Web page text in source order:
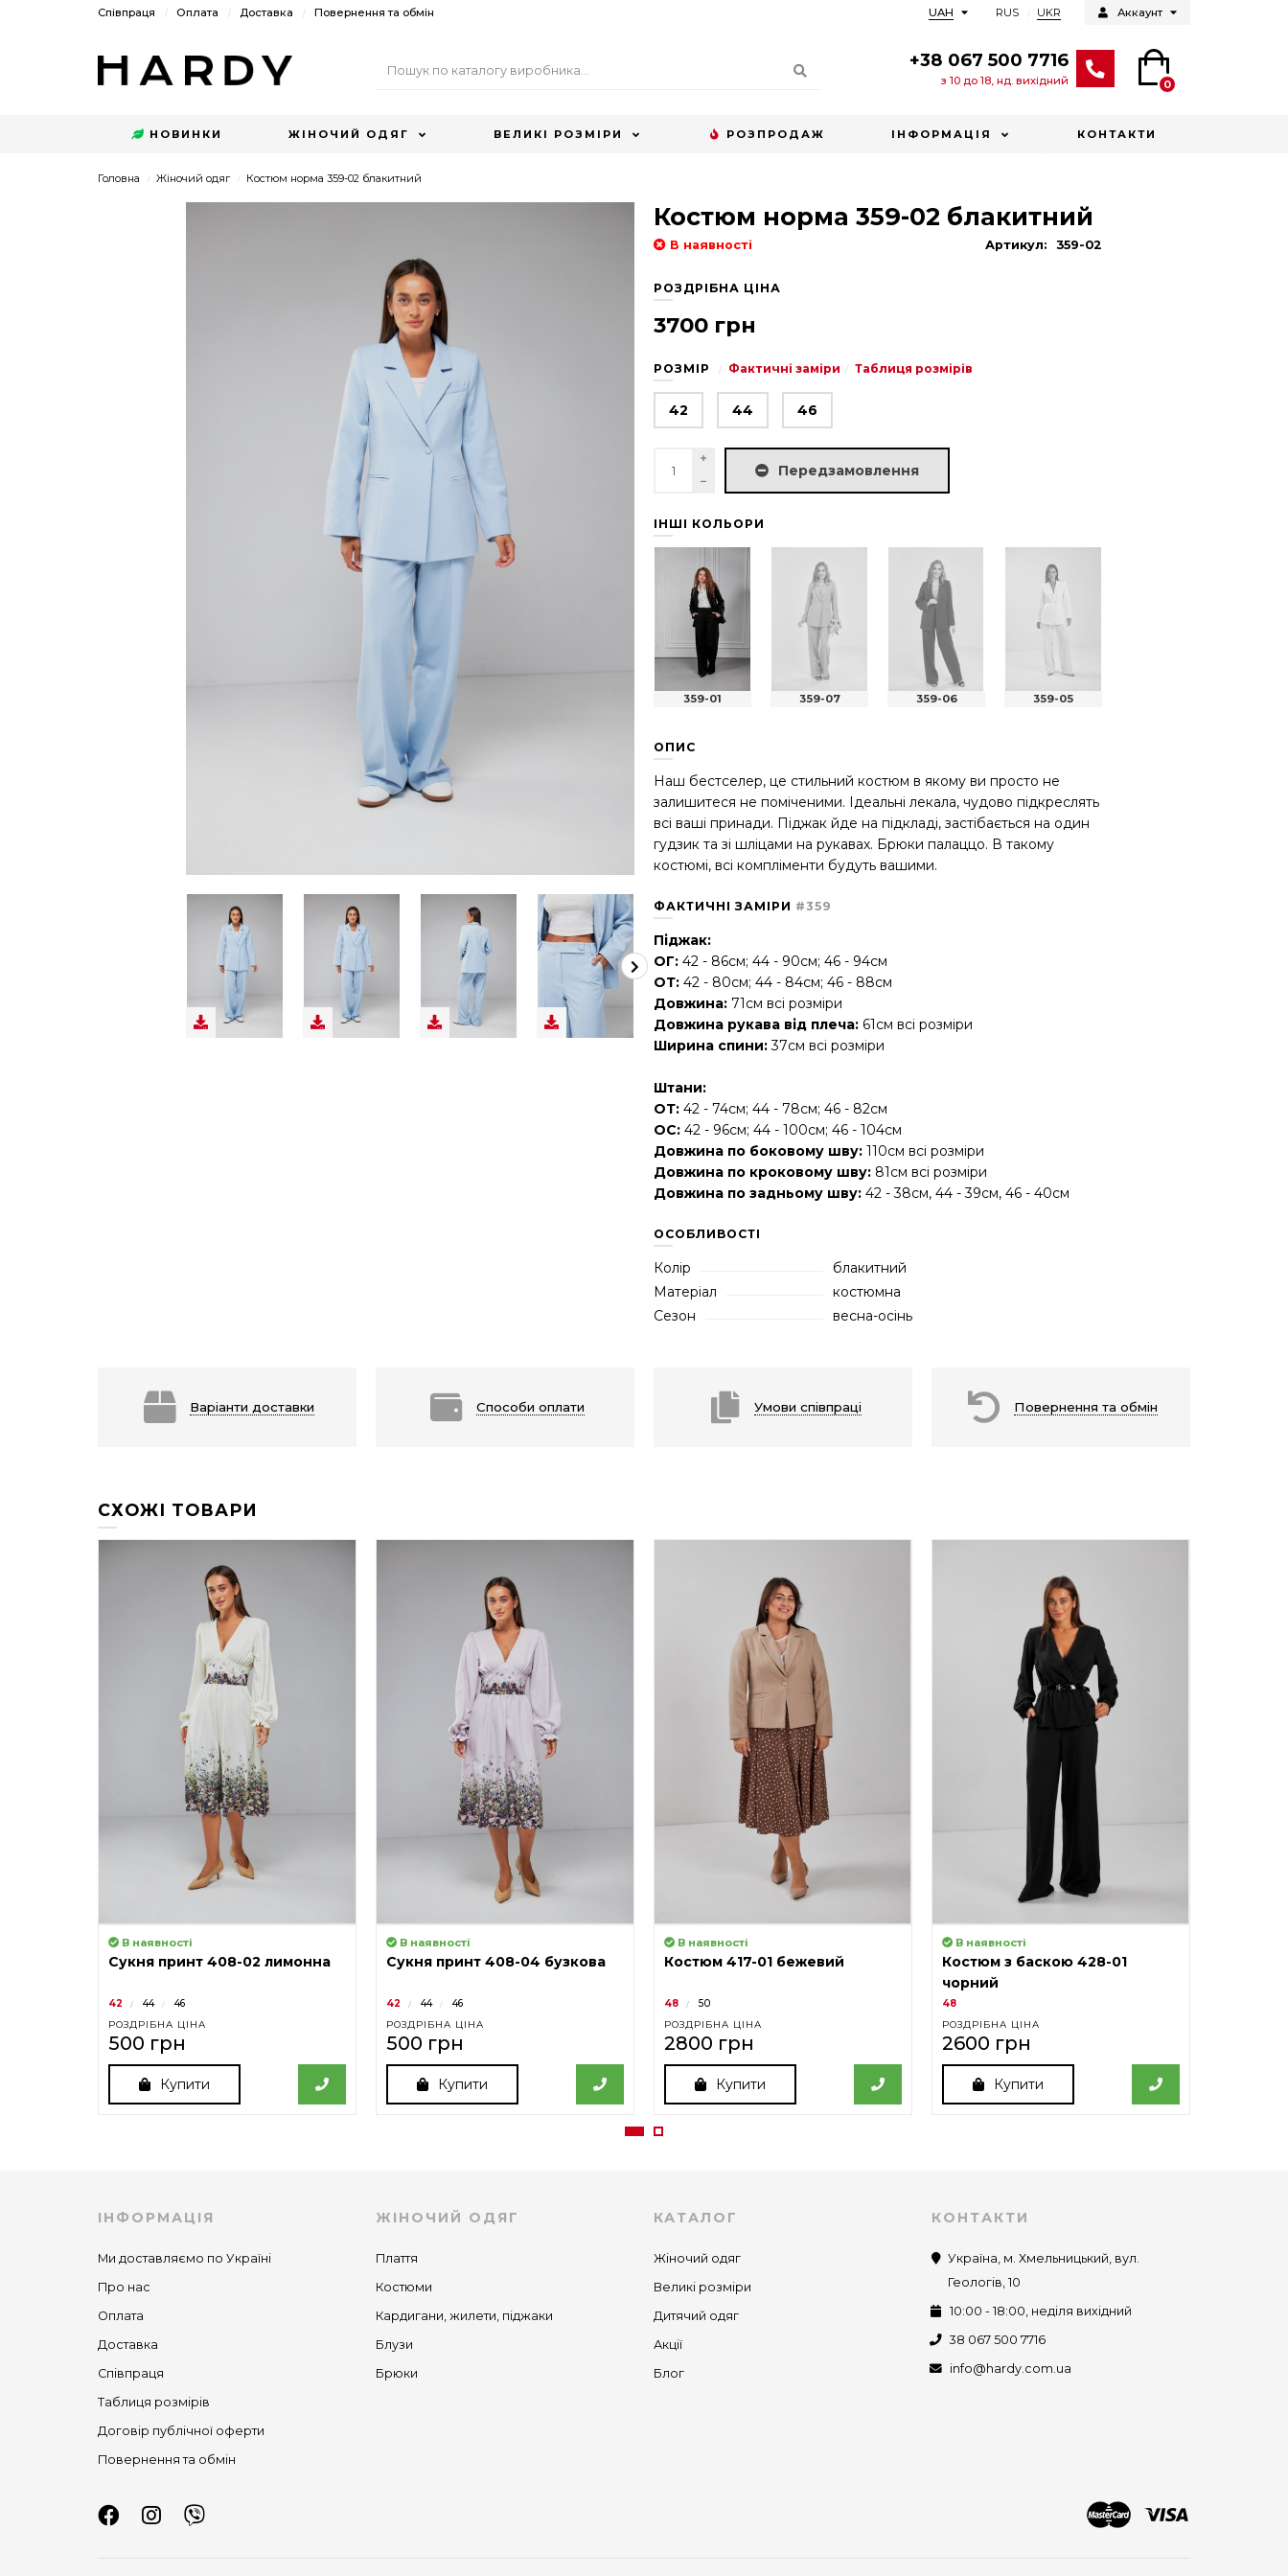
Аккаунт
RUS UKR
UAH
Співпраця Оплата Доставка Повернення та обмін
+38 067 500 7716
з 10 до 18, нд. вихідний 0
НОВИНКИ ЖІНОЧИЙ ОДЯГ ВЕЛИКІ РОЗМІРИ РОЗПРОДАЖ ІНФОРМАЦІЯ КОНТАКТИ
Головна Жіночий одяг Костюм норма 359-02 блакитний
Костюм норма 359-02 блакитний
В наявності Артикул: 359-02
РОЗДРІБНА ЦІНА
3700 грн
РОЗМІР Фактичні заміри Таблиця розмірів
42 44 46
Передзамовлення
ІНШІ КОЛЬОРИ
359-01 359-07 359-06 359-05
ОПИС
Наш бестселер, це стильний костюм в якому ви просто не
залишитеся не поміченими. Ідеальні лекала, чудово підкреслять
всі ваші принади. Піджак йде на підкладі, застібається на один
гудзик та зі шліцами на рукавах. Брюки палаццо. В такому
костюмі, всі компліменти будуть вашими.
ФАКТИЧНІ ЗАМІРИ #359
Піджак:
ОГ: 42 - 86см; 44 - 90см; 46 - 94см
ОТ: 42 - 80см; 44 - 84см; 46 - 88см
Довжина: 71см всі розміри
Довжина рукава від плеча: 61см всі розміри
Ширина спини:37см всі розміри
Штани:
ОТ: 42 - 74см; 44 - 78см; 46 - 82см
ОС: 42 - 96см; 44 - 100см; 46 - 104см
Довжина по боковому шву: 110см всі розміри
Довжина по кроковому шву: 81см всі розміри
Довжина по задньому шву: 42 - 38см, 44 - 39см, 46 - 40см
ОСОБЛИВОСТІ
Колір
блакитний
Матеріал
костюмна
Сезон
весна-осінь
Варіанти доставки Способи оплати Умови співпраці Повернення та обмін
СХОЖІ ТОВАРИ
В наявності
Сукня принт 408-02 лимонна
42 44 46
РОЗДРІБНА ЦІНА
500 грн
Купити
В наявності
Сукня принт 408-04 бузкова
42 44 46
РОЗДРІБНА ЦІНА
500 грн
Купити
В наявності
Костюм 417-01 бежевий
48 50
РОЗДРІБНА ЦІНА
2800 грн
Купити
В наявності
Костюм з баскою 428-01
чорний
48
РОЗДРІБНА ЦІНА
2600 грн
Купити
ІНФОРМАЦІЯ
Ми доставляємо по Україні
Про нас
Оплата
Доставка
Співпраця
Таблиця розмірів
Договір публічної оферти
Повернення та обмін
ЖІНОЧИЙ ОДЯГ
Плаття
Костюми
Кардигани, жилети, піджаки
Блузи
Брюки
КАТАЛОГ
Жіночий одяг
Великі розміри
Дитячий одяг
Акції
Блог
КОНТАКТИ
Україна, м. Хмельницький, вул.
Геологів, 10
10:00 - 18:00, неділя вихідний
38 067 500 7716
info@hardy.com.ua